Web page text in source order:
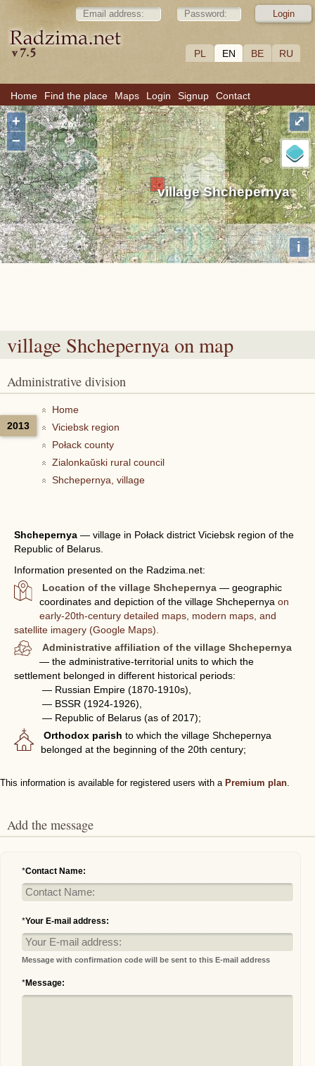
PL EN BE RU
Home Find the place Maps Login Signup Contact
village Shchepernya
+
−
i
⤢
village Shchepernyaon map
Administrative division
2013
Home
Viciebsk region
Połack county
Zialonkaŭski rural council
Shchepernya, village
Shchepernya — village in Połack district Viciebsk region of the
Republic of Belarus.
Information presented on the Radzima.net:
Location of the village Shchepernya — geographic
coordinates and depiction of the village Shchepernyaon
early-20th-century detailed maps, modern maps, and
satellite imagery (Google Maps).
Administrative affiliation of the village Shchepernya
— the administrative-territorial units to which the
settlement belonged in different historical periods:
— Russian Empire (1870-1910s),
— BSSR (1924-1926),
— Republic of Belarus (as of 2017);
Orthodox parish to which the village Shchepernya
belonged at the beginning of the 20th century;
This information is available for registered users with a Premium plan.
Add the message
*Contact Name:
*Your E-mail address:
Message with confirmation code will be sent to this E-mail address
*Message: